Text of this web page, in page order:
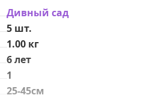
Дивный сад
5 шт.
1.00 кг
6 лет
1
25-45см